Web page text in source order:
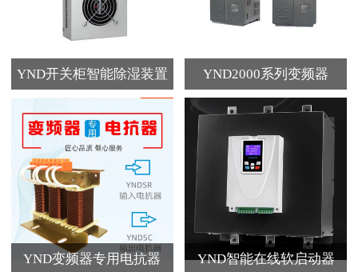
YND开关柜智能除湿装置 YND2000系列变频器
YND变频器专用电抗器 YND智能在线软启动器